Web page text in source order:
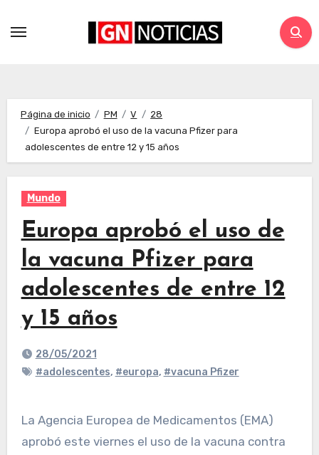
Página de inicio PM V
28
Europa aprobó el uso de la vacuna Pfizer para
adolescentes de entre 12 y 15 años
Mundo
Europa aprobó el uso de
la vacuna Pfizer para
adolescentes de entre 12
y 15 años
28/05/2021
#adolescentes, #europa, #vacuna Pfizer
La Agencia Europea de Medicamentos (EMA)
aprobó este viernes el uso de la vacuna contra